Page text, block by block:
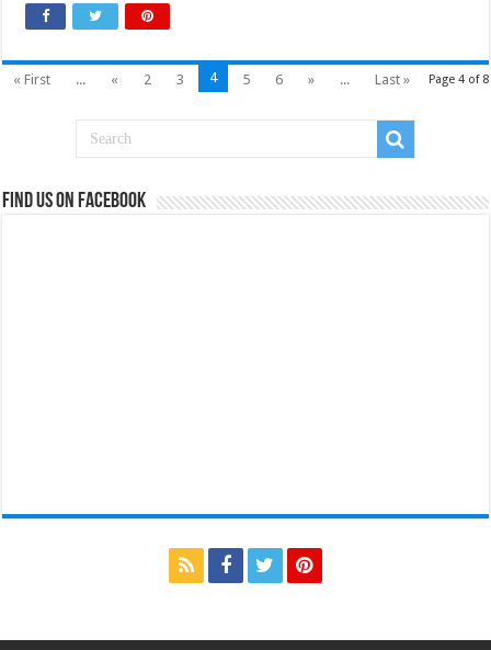
Page 4 of 8
« First ... « 2 3 4 5 6 » ... Last »
Find us on Facebook